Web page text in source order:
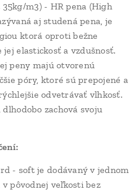
m3) - HR pena (High
aj studená pena, je
ktorá oproti bežne
jej elastickosť a vzdušnosť.
peny majú otvorenú
póry, ktoré sú prepojené a
odvetrávať vlhkosť.
zachová svoju
- soft je dodávaný v jednom
pôvodnej veľkosti bez